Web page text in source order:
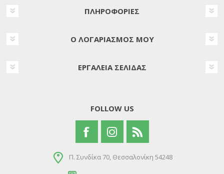
ΠΛΗΡΟΦΟΡΊΕΣ
Ο ΛΟΓΑΡΙΑΣΜΌΣ ΜΟΥ
ΕΡΓΑΛΕΊΑ ΣΕΛΊΔΑΣ
FOLLOW US
Π. Συνδίκα 70, Θεσσαλονίκη 54248